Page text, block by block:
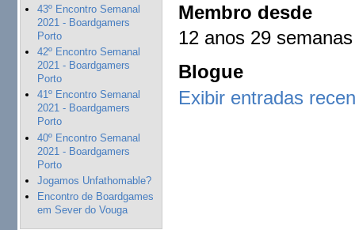
43º Encontro Semanal
2021 - Boardgamers
Porto
42º Encontro Semanal
2021 - Boardgamers
Porto
41º Encontro Semanal
2021 - Boardgamers
Porto
40º Encontro Semanal
2021 - Boardgamers
Porto
Jogamos Unfathomable?
Encontro de Boardgames
em Sever do Vouga
Membro desde
12 anos 29 semanas
Blogue
Exibir entradas